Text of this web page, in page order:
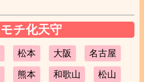
モチ化天守
松本 大阪 名古屋
熊本 和歌山 松山